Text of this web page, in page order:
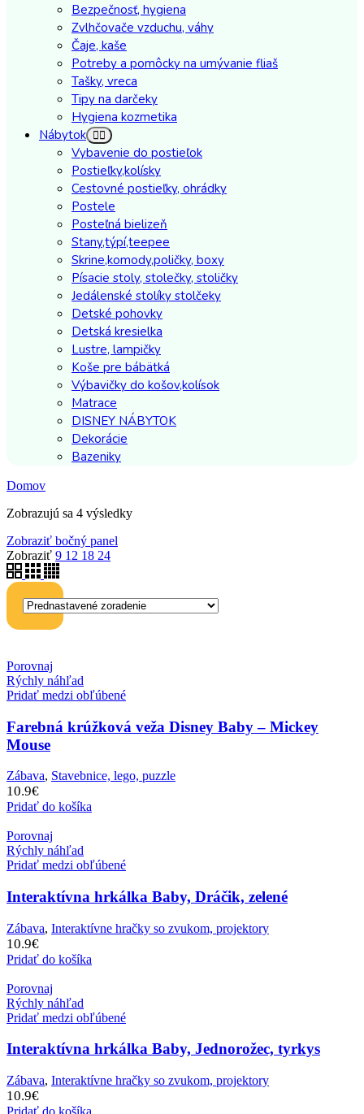
Bezpečnosť, hygiena
Zvlhčovače vzduchu, váhy
Čaje, kaše
Potreby a pomôcky na umývanie fliaš
Tašky, vreca
Tipy na darčeky
Hygiena kozmetika
Nábytok
Vybavenie do postieľok
Postieľky,kolísky
Cestovné postieľky, ohrádky
Postele
Posteľná bielizeň
Stany,týpí,teepee
Skrine,komody,poličky, boxy
Písacie stoly, stolečky, stoličky
Jedálenské stolíky stolčeky
Detské pohovky
Detská kresielka
Lustre, lampičky
Koše pre bábätká
Výbavičky do košov,kolísok
Matrace
DISNEY NÁBYTOK
Dekorácie
Bazeniky
Domov
Zobrazujú sa 4 výsledky
Zobraziť bočný panel
Zobraziť 9 12 18 24
Porovnaj
Rýchly náhľad
Pridať medzi obľúbené
Farebná krúžková veža Disney Baby – Mickey
Mouse
Zábava, Stavebnice, lego, puzzle
10.9€
Pridať do košíka
Porovnaj
Rýchly náhľad
Pridať medzi obľúbené
Interaktívna hrkálka Baby, Dráčik, zelené
Zábava, Interaktívne hračky so zvukom, projektory
10.9€
Pridať do košíka
Porovnaj
Rýchly náhľad
Pridať medzi obľúbené
Interaktívna hrkálka Baby, Jednorožec, tyrkys
Zábava, Interaktívne hračky so zvukom, projektory
10.9€
Pridať do košíka